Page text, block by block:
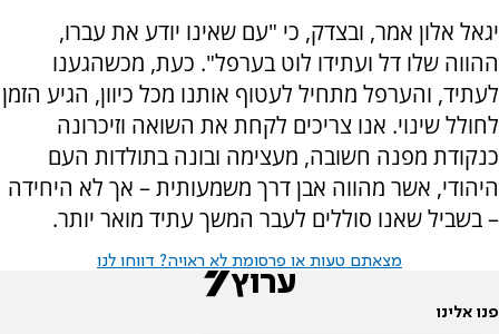
יגאל אלון אמר, ובצדק, כי "עם שאינו יודע את עברו,
ההווה שלו דל ועתידו לוט בערפל". כעת, מכשהגענו
לעתיד, והערפל מתחיל לעטוף אותנו מכל כיוון, הגיע הזמן
לחולל שינוי. אנו צריכים לקחת את השואה וזיכרונה
כנקודת מפנה חשובה, מעצימה ובונה בתולדות העם
היהודי, אשר מהווה אבן דרך משמעותית – אך לא היחידה
– בשביל שאנו סוללים לעבר המשך עתיד מואר יותר.
מצאתם טעות או פרסומת לא ראויה? דווחו לנו
פנו אלינו